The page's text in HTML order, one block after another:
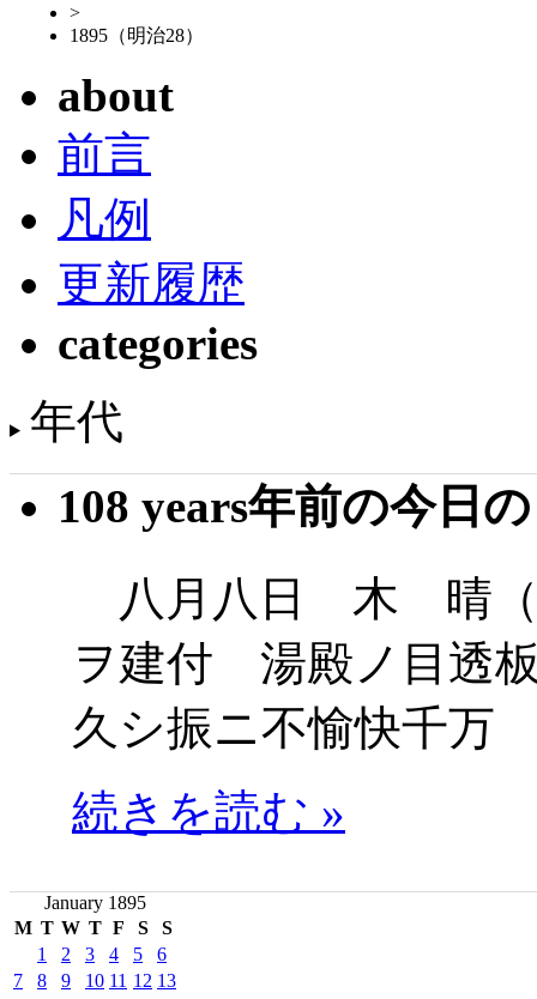
>
1895（明治28）
about
前言
凡例
更新履歴
categories
年代
108 years年前の今日
八月八日 木 晴（
ヲ建付 湯殿ノ目透
久シ振ニ不愉快千万
続きを読む »
January 1895
M T W T F S
S
1
2 3 4 5
6
7
8 9 10 11 12 13